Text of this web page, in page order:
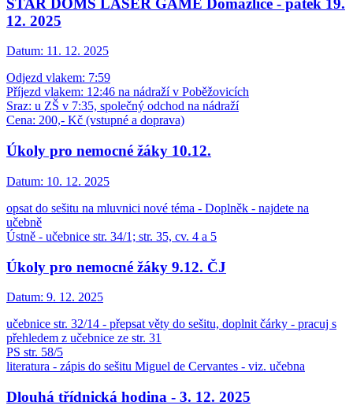
12. 2025
Datum: 11. 12. 2025
Odjezd vlakem: 7:59
Příjezd vlakem: 12:46 na nádraží v Poběžovicích
Sraz: u ZŠ v 7:35, společný odchod na nádraží
Cena: 200,- Kč (vstupné a doprava)
Úkoly pro nemocné žáky 10.12.
Datum: 10. 12. 2025
opsat do sešitu na mluvnici nové téma - Doplněk - najdete na
učebně
Ústně - učebnice str. 34/1; str. 35, cv. 4 a 5
Úkoly pro nemocné žáky 9.12. ČJ
Datum: 9. 12. 2025
učebnice str. 32/14 - přepsat věty do sešitu, doplnit čárky - pracuj s
přehledem z učebnice ze str. 31
PS str. 58/5
literatura - zápis do sešitu Miguel de Cervantes - viz. učebna
Dlouhá třídnická hodina - 3. 12. 2025